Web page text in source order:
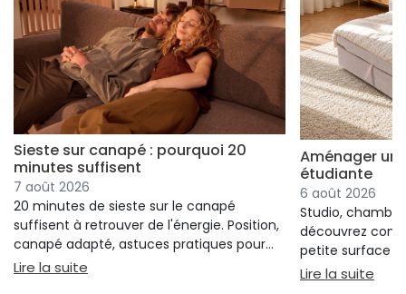
Sieste sur canapé : pourquoi 20
minutes suffisent
7 août 2026
20 minutes de sieste sur le canapé
suffisent à retrouver de l'énergie. Position,
canapé adapté, astuces pratiques pour
bien s'installer.
Lire la suite : Sieste sur canapé : pourquoi 20 minutes
Aménager un
étudiante
6 août 2026
Studio,
découvrez
petite surface à
confort ni
Lire la suite